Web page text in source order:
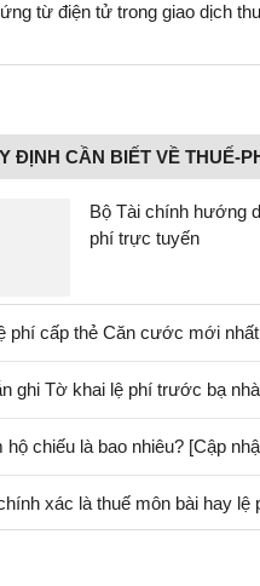
từ điện tử trong giao dịch
ĐỊNH CẦN BIẾT VỀ THUẾ-
Bộ Tài chính hướng
phí trực tuyến
phí cấp thẻ Căn cước mới nhất
ghi Tờ khai lệ phí trước bạ
hộ chiếu là bao nhiêu? [Cập
xác là thuế môn bài hay lệ